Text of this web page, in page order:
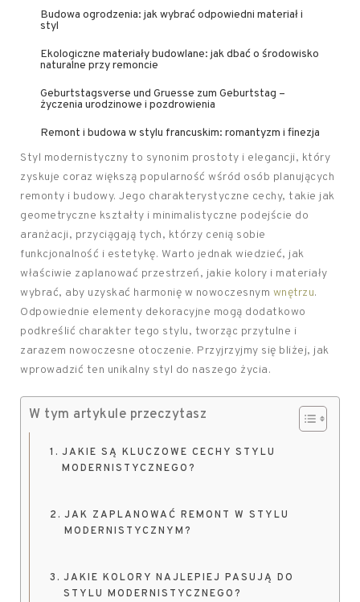
Budowa ogrodzenia: jak wybrać odpowiedni materiał i
styl
Ekologiczne materiały budowlane: jak dbać o środowisko
naturalne przy remoncie
Geburtstagsverse und Gruesse zum Geburtstag –
życzenia urodzinowe i pozdrowienia
Remont i budowa w stylu francuskim: romantyzm i finezja
Styl modernistyczny to synonim prostoty i elegancji, który
zyskuje coraz większą popularność wśród osób planujących
remonty i budowy. Jego charakterystyczne cechy, takie jak
geometryczne kształty i minimalistyczne podejście do
aranżacji, przyciągają tych, którzy cenią sobie
funkcjonalność i estetykę. Warto jednak wiedzieć, jak
właściwie zaplanować przestrzeń, jakie kolory i materiały
wybrać, aby uzyskać harmonię w nowoczesnym wnętrzu.
Odpowiednie elementy dekoracyjne mogą dodatkowo
podkreślić charakter tego stylu, tworząc przytulne i
zarazem nowoczesne otoczenie. Przyjrzyjmy się bliżej, jak
wprowadzić ten unikalny styl do naszego życia.
W tym artykule przeczytasz
JAKIE SĄ KLUCZOWE CECHY STYLU
MODERNISTYCZNEGO?
JAK ZAPLANOWAĆ REMONT W STYLU
MODERNISTYCZNYM?
JAKIE KOLORY NAJLEPIEJ PASUJĄ DO
STYLU MODERNISTYCZNEGO?